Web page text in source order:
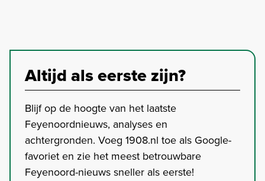
Altijd als eerste zijn?
Blijf op de hoogte van het laatste
Feyenoordnieuws, analyses en
achtergronden. Voeg 1908.nl toe als Google-
favoriet en zie het meest betrouwbare
Feyenoord-nieuws sneller als eerste!